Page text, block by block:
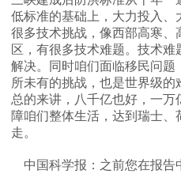
广
学
术
低标准的基础上，大力投入
很多技术挑战，像西部高寒
区，有很多技术难题。技术
解决。同时咱们面临移民问
所未有的挑战，也是世界级的
总的来讲，八千亿也好，一
障咱们整体生活，达到瑞士
走。
中国科学报：之前您在报告